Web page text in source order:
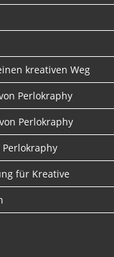
kreativen Weg
Perlokraphy
Perlokraphy
für Kreative